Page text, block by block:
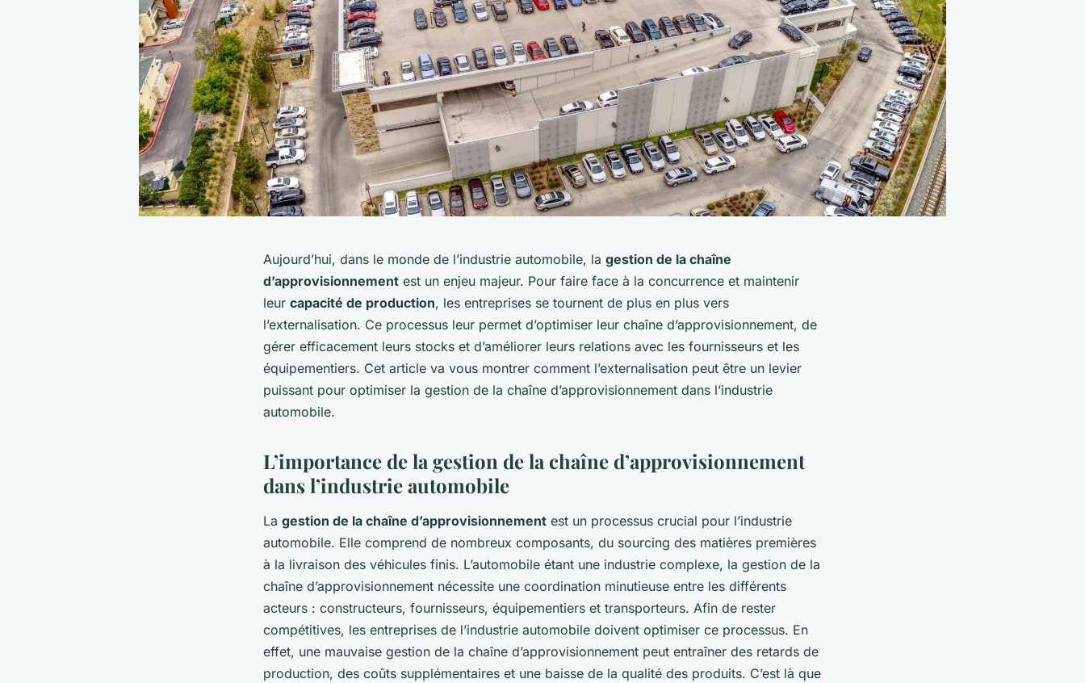
Aujourd’hui, dans le monde de l’industrie automobile, la gestion de la chaîne
d’approvisionnement est un enjeu majeur. Pour faire face à la concurrence et maintenir
leur capacité de production, les entreprises se tournent de plus en plus vers
l’externalisation. Ce processus leur permet d’optimiser leur chaîne d’approvisionnement, de
gérer efficacement leurs stocks et d’améliorer leurs relations avec les fournisseurs et les
équipementiers. Cet article va vous montrer comment l’externalisation peut être un levier
puissant pour optimiser la gestion de la chaîne d’approvisionnement dans l’industrie
automobile.
L’importance de la gestion de la chaîne d’approvisionnement
dans l’industrie automobile
La gestion de la chaîne d’approvisionnement est un processus crucial pour l’industrie
automobile. Elle comprend de nombreux composants, du sourcing des matières premières
à la livraison des véhicules finis. L’automobile étant une industrie complexe, la gestion de la
chaîne d’approvisionnement nécessite une coordination minutieuse entre les différents
acteurs : constructeurs, fournisseurs, équipementiers et transporteurs. Afin de rester
compétitives, les entreprises de l’industrie automobile doivent optimiser ce processus. En
effet, une mauvaise gestion de la chaîne d’approvisionnement peut entraîner des retards de
production, des coûts supplémentaires et une baisse de la qualité des produits. C’est là que